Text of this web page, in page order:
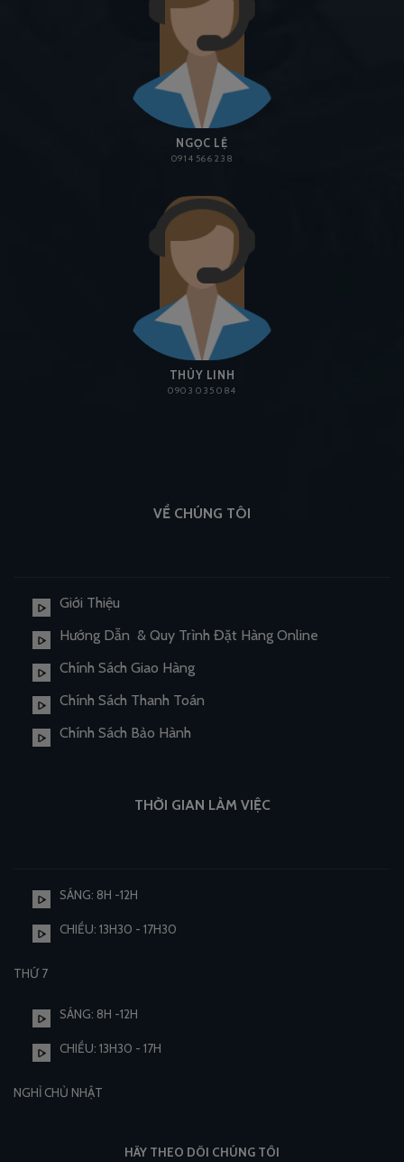
NGỌC LỆ
0914 566 238
THÙY LINH
0903 035 084
VỀ CHÚNG TÔI
Giới Thiệu
Hướng Dẫn & Quy Trình Đặt Hàng Online
Chính Sách Giao Hàng
Chính Sách Thanh Toán
Chính Sách Bảo Hành
THỜI GIAN LÀM VIỆC
SÁNG: 8H -12H
CHIỀU: 13H30 - 17H30
THỨ 7
SÁNG: 8H -12H
CHIỀU: 13H30 - 17H
NGHỈ CHỦ NHẬT
HÃY THEO DÕI CHÚNG TÔI